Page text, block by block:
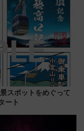
スポットをめぐって
ート